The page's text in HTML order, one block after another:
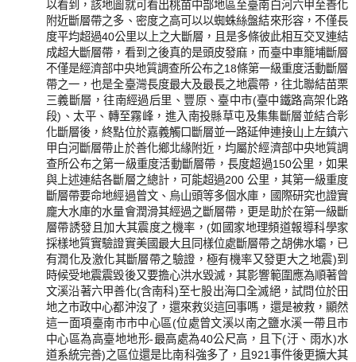
以看到，該地圖就可看出桃苗中部地區至臺南白河六甲至善化
附近斷層帶之多、密度之高可以以蜘蛛絲盤結來形容，不僅長
度平均超過40公里以上之大斷層，且是多條彼此相互交叉連結
成超大斷層帶，看到之後真的是頭皮發麻，而臺中車籠埔斷層
不僅是經濟部中央地質調查所公布之18條第一級重度活動斷層
帶之一，也是全臺灣長度最大及最長之地震帶，往北聯結苗栗
三義斷層，往南經過后里、豐原、臺中市(臺中鐵路高架化路
段)、太平、轉至霧峰，進入南投縣草屯及集集斷層並結合彰
化斷層後，終點位於嘉義觸口斷層並一路延伸連接山上左鎮六
甲白河斷層帶止於善化鄉北緣附近，均屬於經濟部中央地質調
查所公布之第一級重度活動斷層帶，長度超過150公里，如果
與上述連結各斷層之總計，可能超過200 公里，其第一級重度
斷層帶要命地經過曾文、烏山頭等多個水庫，國際研究也證實
龐大水庫的水量會潤滑其經過之斷層帶，更是助於在第一級斷
層帶誘發且加大其震度之機率，(如國家地理頻道報導科學家
採樣地質實驗證實美國最大且同樣位處斷層帶之胡佛水壩，已
有潤化及激化其斷層帶之驗證，極有機率又發更大之地震)到
時候受地震震毀後又要擔心洪水毀滅，其影響範圍應為順著曾
文溪沿著六甲善化(含南科)至七股出海口全滅絕，試問位於田
地之市政中心都沖沒了，還來救災這回事嗎，還是被救，顯然
這一面項臺南市市中心區(位處曾文溪以南之鹽水溪一帶且市
中心區為高臺地地形-最高處為40公尺高，且下(汙、雨水)水
道系統完善)之區位還是比南科強多了，且921事件後更擴大其